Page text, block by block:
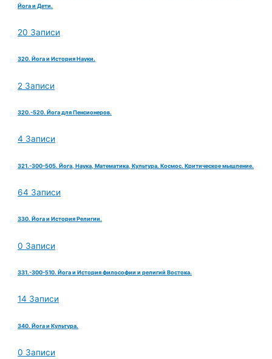
Йога и Дети.
20 Записи
320. Йога и История Науки.
2 Записи
320.-520. Йога для Пенсионеров.
4 Записи
321.-300-505. Йога, Наука, Математика, Культура. Космос. Критическое мышление.
64 Записи
330. Йога и История Религии.
0 Записи
331.-300-510. Йога и История философии и религий Востока.
14 Записи
340. Йога и Культура.
0 Записи